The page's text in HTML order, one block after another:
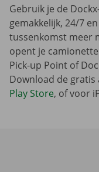
Gebruik je de
gemakkelijk, 24/7
tussenkomst meer
opent je
Pick-up Point of
Download de
Play Store, of voor